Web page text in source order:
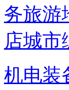
务旅游
店城市
机电装